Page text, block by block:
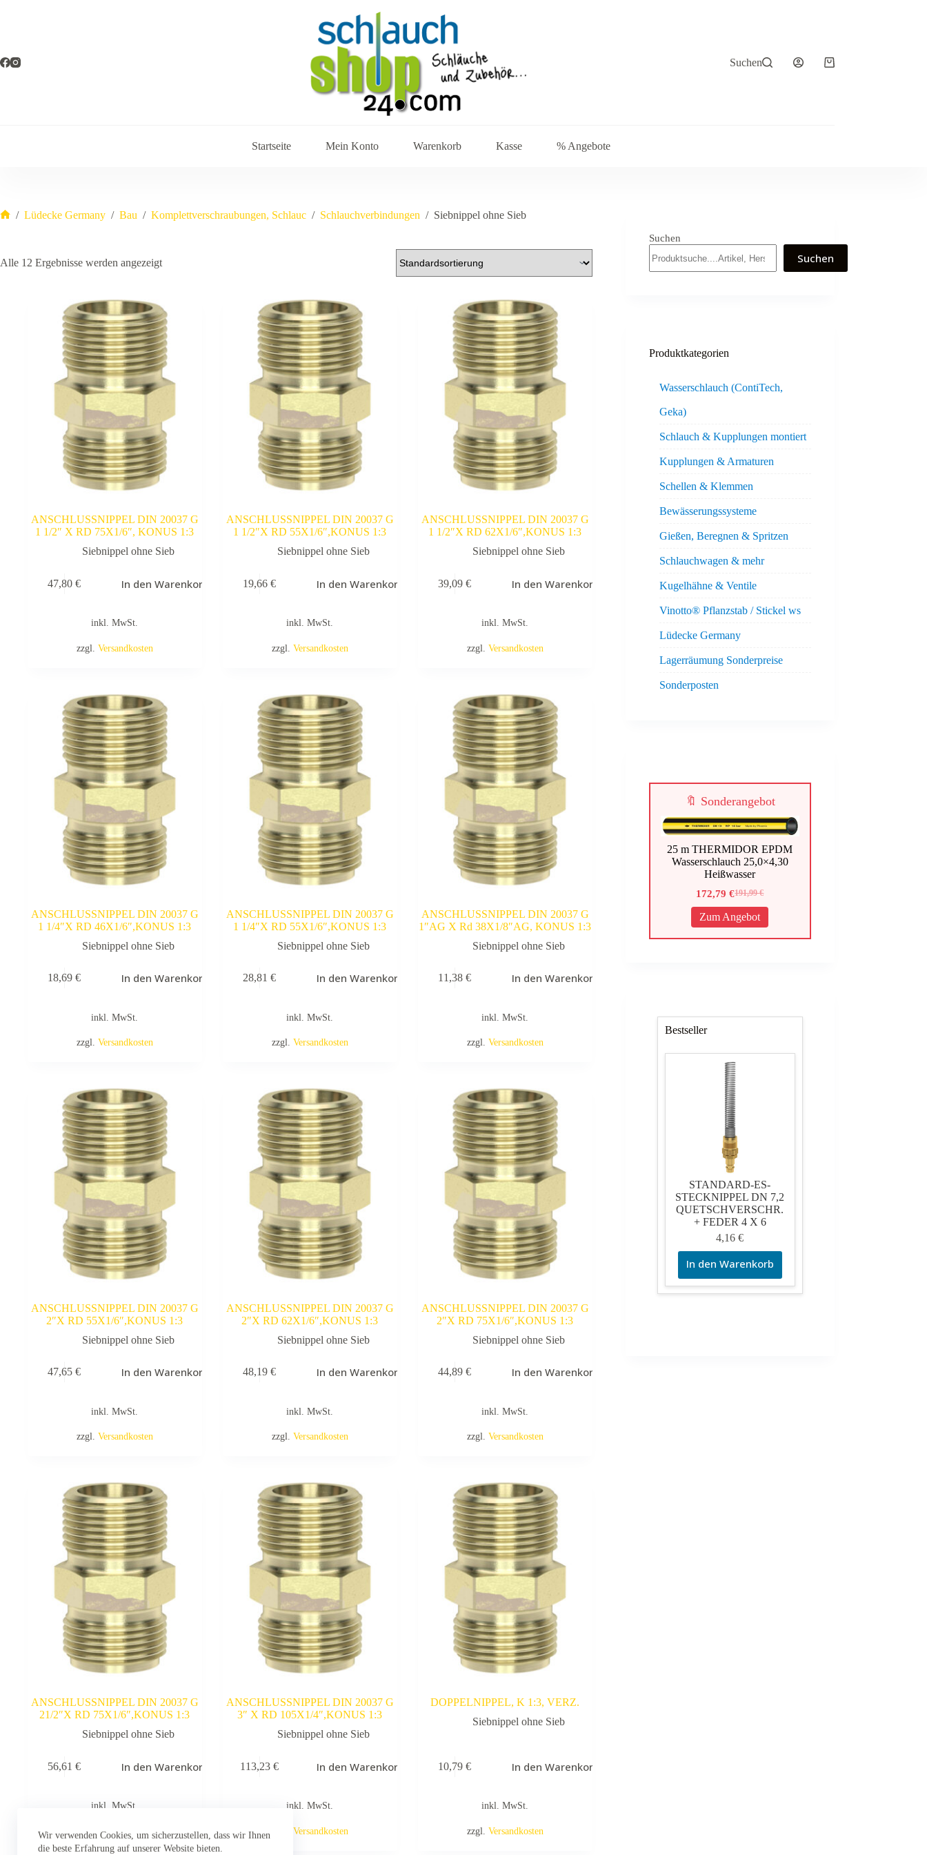
Wir verwenden Cookies, um sicherzustellen, dass wir Ihnen
die beste Erfahrung auf unserer Website bieten.
Suchen Warenkorb
Startseite Mein Konto Warenkorb Kasse % Angebote
/ Lüdecke Germany / Bau / Komplettverschraubungen, Schlauc / Schlauchverbindungen / Siebnippel ohne Sieb
Alle 12 Ergebnisse werden angezeigt
ANSCHLUSSNIPPEL DIN 20037 G
1 1/2″ X RD 75X1/6″, KONUS 1:3
Siebnippel ohne Sieb
47,80€ In den Warenkorb
inkl. MwSt.
zzgl. Versandkosten
ANSCHLUSSNIPPEL DIN 20037 G
1 1/2″X RD 55X1/6″,KONUS 1:3
Siebnippel ohne Sieb
19,66€ In den Warenkorb
inkl. MwSt.
zzgl. Versandkosten
ANSCHLUSSNIPPEL DIN 20037 G
1 1/2″X RD 62X1/6″,KONUS 1:3
Siebnippel ohne Sieb
39,09€ In den Warenkorb
inkl. MwSt.
zzgl. Versandkosten
ANSCHLUSSNIPPEL DIN 20037 G
1 1/4″X RD 46X1/6″,KONUS 1:3
Siebnippel ohne Sieb
18,69€ In den Warenkorb
inkl. MwSt.
zzgl. Versandkosten
ANSCHLUSSNIPPEL DIN 20037 G
1 1/4″X RD 55X1/6″,KONUS 1:3
Siebnippel ohne Sieb
28,81€ In den Warenkorb
inkl. MwSt.
zzgl. Versandkosten
ANSCHLUSSNIPPEL DIN 20037 G
1″AG X Rd 38X1/8″AG, KONUS 1:3
Siebnippel ohne Sieb
11,38€ In den Warenkorb
inkl. MwSt.
zzgl. Versandkosten
ANSCHLUSSNIPPEL DIN 20037 G
2″X RD 55X1/6″,KONUS 1:3
Siebnippel ohne Sieb
47,65€ In den Warenkorb
inkl. MwSt.
zzgl. Versandkosten
ANSCHLUSSNIPPEL DIN 20037 G
2″X RD 62X1/6″,KONUS 1:3
Siebnippel ohne Sieb
48,19€ In den Warenkorb
inkl. MwSt.
zzgl. Versandkosten
ANSCHLUSSNIPPEL DIN 20037 G
2″X RD 75X1/6″,KONUS 1:3
Siebnippel ohne Sieb
44,89€ In den Warenkorb
inkl. MwSt.
zzgl. Versandkosten
ANSCHLUSSNIPPEL DIN 20037 G
21/2″X RD 75X1/6″,KONUS 1:3
Siebnippel ohne Sieb
56,61€ In den Warenkorb
inkl. MwSt.
zzgl. Versandkosten
ANSCHLUSSNIPPEL DIN 20037 G
3″ X RD 105X1/4″,KONUS 1:3
Siebnippel ohne Sieb
113,23€ In den Warenkorb
inkl. MwSt.
Versandkosten
DOPPELNIPPEL, K 1:3, VERZ.
Siebnippel ohne Sieb
10,79€ In den Warenkorb
inkl. MwSt.
zzgl. Versandkosten
Suchen
Suchen
Produktkategorien
Wasserschlauch (ContiTech,
Geka)
Schlauch & Kupplungen montiert
Kupplungen & Armaturen
Schellen & Klemmen
Bewässerungssysteme
Gießen, Beregnen & Spritzen
Schlauchwagen & mehr
Kugelhähne & Ventile
Vinotto® Pflanzstab / Stickel ws
Lüdecke Germany
Lagerräumung Sonderpreise
Sonderposten
🔖 Sonderangebot
25 m THERMIDOR EPDM
Wasserschlauch 25,0×4,30
Heißwasser
191,99€
Ursprünglicher
Preis
war:
191,99 €
172,79€
Aktueller
Preis
ist:
172,79 €.
Zum Angebot
Bestseller
STANDARD-ES-
STECKNIPPEL DN 7,2
QUETSCHVERSCHR.
+ FEDER 4 X 6
4,16€
In den Warenkorb